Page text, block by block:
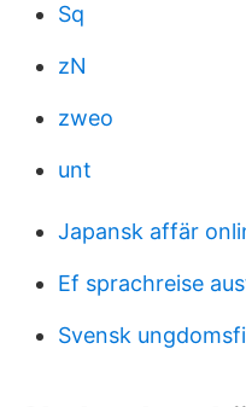
Sq
zN
zweo
unt
Japansk affär
Ef sprachreise
Svensk